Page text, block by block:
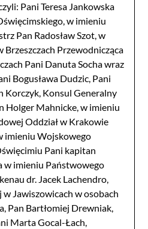
Pani Teresa Jankowska
w imieniu
Pan Radosław Szot, w
Przewodnicząca
Pani Danuta Socha wraz
Bogusława Dudzic, Pani
Korczyk, Konsul Generalny
Holger Mahnicke, w imieniu
Oddział w Krakowie
imieniu Wojskowego
Pani kapitan
w imieniu Państwowego
dr. Jacek Lachendro,
w Jawiszowicach w osobach
Pan Bartłomiej Drewniak,
Marta Gocal-Łach,